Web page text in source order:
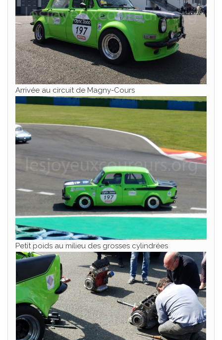
Arrivée au circuit de Magny-Cours
Petit poids au milieu des grosses cylindrées